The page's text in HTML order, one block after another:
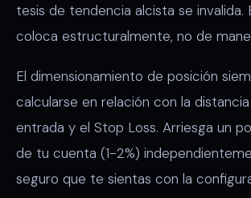
tesis de tendencia alcista se invalida.
coloca estructuralmente, no de
El dimensionamiento de posición
calcularse en relación con la
entrada y el Stop Loss. Arriesga un
de tu cuenta (1-2%)
seguro que te sientas con la